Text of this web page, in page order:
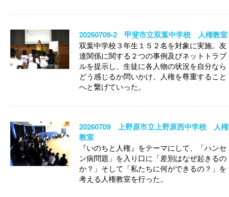
20260709-2 甲斐市立双葉中学校 人権教室
双葉中学校３年生１５２名を対象に実施。友
達関係に関する２つの事例及びネットトラブ
ルを提示し、生徒に各人物の状況を自分なら
どう感じるか問いかけ、人権を尊重すること
へと繋げていった。
20260709 上野原市立上野原西中学校 人権
教室
『いのちと人権』をテーマにして、「ハンセ
ン病問題」を入り口に「差別はなぜ起きるの
か？」そして「私たちに何ができるの？」を
考える人権教室を行った。